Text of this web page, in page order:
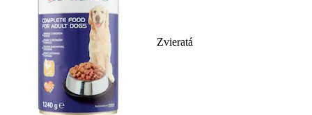
Zvieratá